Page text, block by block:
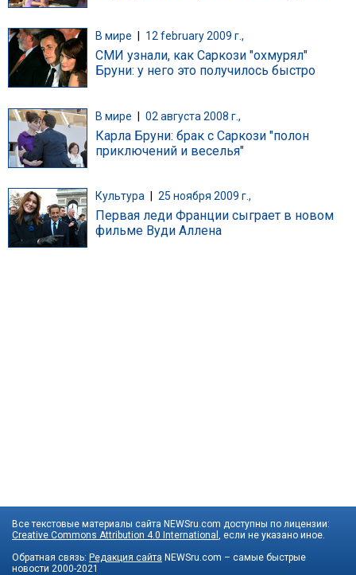
В мире 12 february 2009 г.,
СМИ узнали, как Саркози "охмурял"
Бруни: у него это получилось быстро
В мире | 02 августа 2008 г.,
Карла Бруни: брак с Саркози "полон
приключений и веселья"
Культура 25 ноября 2009 г.,
Первая леди Франции сыграет в новом
фильме Вуди Аллена
Все текстовые материалы сайта NEWSru.com доступны по лицензии:
Creative Commons Attribution 4.0 International , если не указано иное.
Обратная связь: Редакция сайта NEWSru.com – самые быстрые
новости 2000-2021